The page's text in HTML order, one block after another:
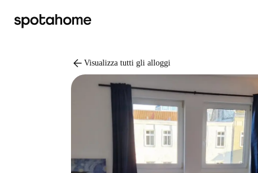
arrow_back Visualizza tutti gli alloggi